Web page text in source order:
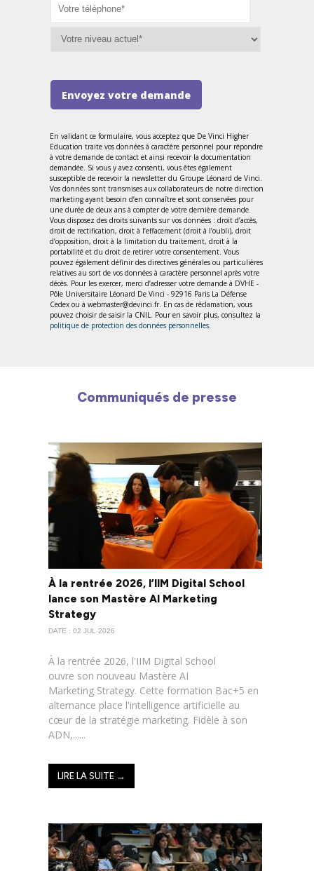
Envoyez votre demande
En validant ce formulaire, vous acceptez que De Vinci Higher
Education traite vos données à caractère personnel pour répondre
à votre demande de contact et ainsi recevoir la documentation
demandée. Si vous y avez consenti, vous êtes également
susceptible de recevoir la newsletter du Groupe Léonard de Vinci.
Vos données sont transmises aux collaborateurs de notre direction
marketing ayant besoin d’en connaître et sont conservées pour
une durée de deux ans à compter de votre dernière demande.
Vous disposez des droits suivants sur vos données : droit d’accès,
droit de rectification, droit à l’effacement (droit à l’oubli), droit
d’opposition, droit à la limitation du traitement, droit à la
portabilité et du droit de retirer votre consentement. Vous
pouvez également définir des directives générales ou particulières
relatives au sort de vos données à caractère personnel après votre
décès. Pour les exercer, merci d’adresser votre demande à DVHE -
Pôle Universitaire Léonard De Vinci - 92916 Paris La Défense
Cedex ou à webmaster@devinci.fr. En cas de réclamation, vous
pouvez choisir de saisir la CNIL. Pour en savoir plus, consultez la
politique de protection des données personnelles
Communiqués de presse
À la rentrée 2026, l’IIM Digital School
lance son Mastère AI Marketing
Strategy
DATE : 02 JUL 2026
À la rentrée 2026, l'IIM Digital School
ouvre son nouveau Mastère AI
Marketing Strategy. Cette formation Bac+5 en
alternance place l'intelligence artificielle au
cœur de la stratégie marketing. Fidèle à son
ADN,......
LIRE LA SUITE →